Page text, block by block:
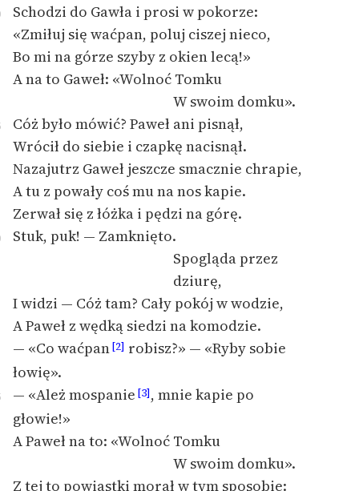
niepełnosprawnościami
Feministyczne inspiracje.
Popularyzacja
Ręce pełne poezji
Kolekcje edukacyjne
twórców przechodzących
do domeny publicznej,
lektur szkolnych oraz
Lektur
O nas
Kontakt
O projekcie
Schodzi do Gawła i prosi w pokorze:
«Zmiłuj się waćpan, poluj ciszej nieco,
Bo mi na górze szyby z okien lecą!»
A na to Gaweł: «Wolnoć Tomku
W swoim domku».
Cóż było mówić? Paweł ani pisnął,
Wrócił do siebie i czapkę nacisnął.
Nazajutrz Gaweł jeszcze smacznie chrapie,
A tu z powały coś mu na nos kapie.
Zerwał się z łóżka i pędzi na górę.
Stuk, puk! — Zamknięto.
Spogląda przez
dziurę,
I widzi — Cóż tam? Cały pokój w wodzie,
A Paweł z wędką siedzi na komodzie.
— «Co waćpan[2] robisz?» — «Ryby sobie
łowię».
— «Ależ mospanie [3], mnie kapie po
głowie!»
A Paweł na to: «Wolnoć Tomku
W swoim domku».
Z tej to powiastki morał w tym sposobie: